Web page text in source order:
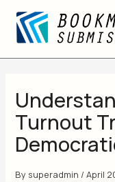
Skip
content
Turnout
By superadmin /April